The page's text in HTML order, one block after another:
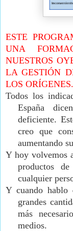
ESTE
UNA
NUESTROS
LA GESTIÓN
LOS ORÍGENES.
Todos los
España
deficiente.
creo que
aumentando
Y hoy volvemos
productos
cualquier
Y cuando
grandes
más
medios.